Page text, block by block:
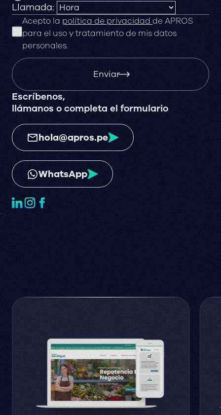
Llamada:
Acepto la política de privacidadde APROS
para el uso y tratamiento de mis datos
personales.
Enviar
Escríbenos,
llámanos o completa el formulario
hola@apros.pe
WhatsApp
">